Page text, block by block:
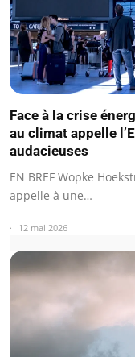
Face à la crise
au climat appelle
audacieuses
EN BREF Wopke
appelle à une…
12 mai 2026